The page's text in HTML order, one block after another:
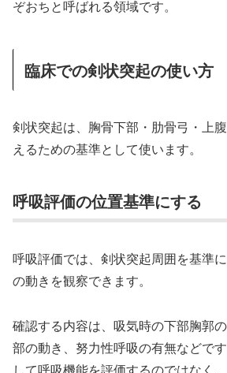
ぞおちと呼ばれる領域です。
臨床での剣状突起の使い方
剣状突起は、胸骨下部・肋骨弓・上
えるための基準として使います。
呼吸評価の位置基準にする
呼吸評価では、剣状突起周囲を基準
の動きを観察できます。
確認する内容は、吸気時の下部胸郭
部の動き、努力性呼吸の有無などで